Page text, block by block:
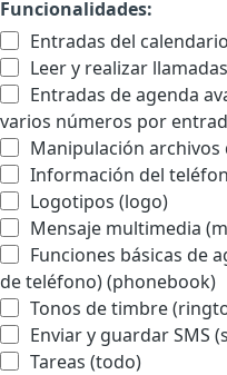
Funcionalidades:
Entradas del
Leer y realizar
Entradas de agenda
varios números por
Manipulación archivos
Información del
Logotipos (logo)
Mensaje multimedia
Funciones básicas de
de teléfono) (phonebook)
Tonos de timbre
Enviar y guardar SMS
Tareas (todo)